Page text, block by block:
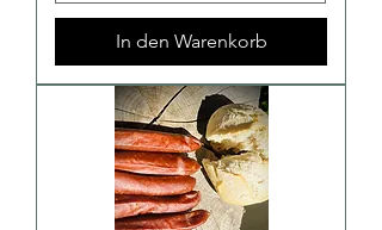
In den Warenkorb